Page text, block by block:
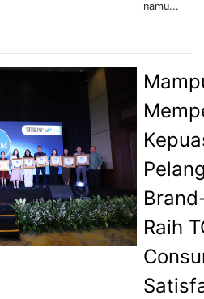
namu...
Raih